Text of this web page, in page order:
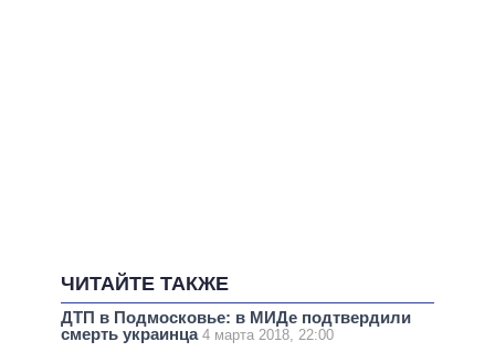
ЧИТАЙТЕ ТАКЖЕ
ДТП в Подмосковье: в МИДе подтвердили
смерть украинца 4 марта 2018, 22:00